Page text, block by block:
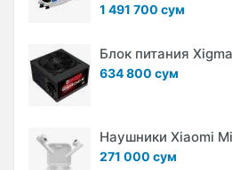
1 491 700 сум
Блок питания
634 800 сум
Наушники Xiaomi
271 000 сум